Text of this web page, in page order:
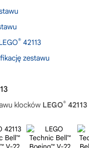
® 42113
zestawu
klocków LEGO® 42113